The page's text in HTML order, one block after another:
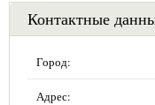
Контактные
Город:
Адрес: